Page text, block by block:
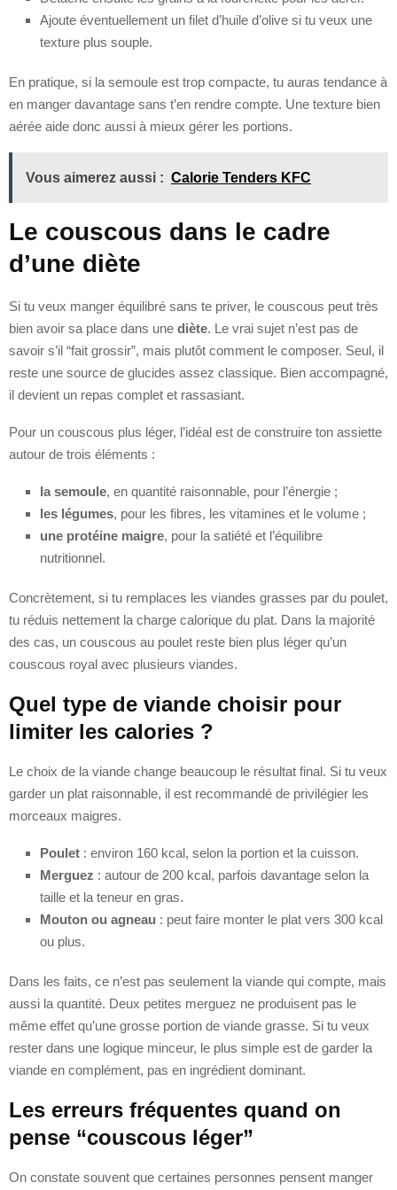
Ajoute éventuellement un filet d’huile d’olive si tu veux une
texture plus souple.
En pratique, si la semoule est trop compacte, tu auras tendance à
en manger davantage sans t’en rendre compte. Une texture bien
aérée aide donc aussi à mieux gérer les portions.
Vous aimerez aussi : Calorie Tenders KFC
Le couscous dans le cadre
d’une diète
Si tu veux manger équilibré sans te priver, le couscous peut très
bien avoir sa place dans une diète. Le vrai sujet n’est pas de
savoir s’il “fait grossir”, mais plutôt comment le composer. Seul, il
reste une source de glucides assez classique. Bien accompagné,
il devient un repas complet et rassasiant.
Pour un couscous plus léger, l’idéal est de construire ton assiette
autour de trois éléments :
la semoule, en quantité raisonnable, pour l’énergie ;
les légumes, pour les fibres, les vitamines et le volume ;
une protéine maigre, pour la satiété et l’équilibre
nutritionnel.
Concrètement, si tu remplaces les viandes grasses par du poulet,
tu réduis nettement la charge calorique du plat. Dans la majorité
des cas, un couscous au poulet reste bien plus léger qu’un
couscous royal avec plusieurs viandes.
Quel type de viande choisir pour
limiter les calories ?
Le choix de la viande change beaucoup le résultat final. Si tu veux
garder un plat raisonnable, il est recommandé de privilégier les
morceaux maigres.
Poulet : environ 160 kcal, selon la portion et la cuisson.
Merguez : autour de 200 kcal, parfois davantage selon la
taille et la teneur en gras.
Mouton ou agneau : peut faire monter le plat vers 300 kcal
ou plus.
Dans les faits, ce n’est pas seulement la viande qui compte, mais
aussi la quantité. Deux petites merguez ne produisent pas le
même effet qu’une grosse portion de viande grasse. Si tu veux
rester dans une logique minceur, le plus simple est de garder la
viande en complément, pas en ingrédient dominant.
Les erreurs fréquentes quand on
pense “couscous léger”
On constate souvent que certaines personnes pensent manger